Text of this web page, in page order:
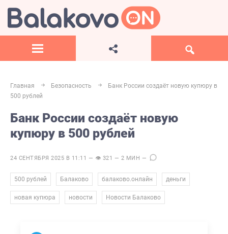
Главная Безопасность
Банк России создаёт новую купюру в
500 рублей
Банк России создаёт новую
купюру в 500 рублей
24 СЕНТЯБРЯ 2025 В 11:11 — 👁 321 — 2 МИН —
500 рублей Балаково балаково.онлайн деньги
новая купюра новости Новости Балаково